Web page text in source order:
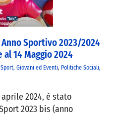
Sportivo 2023/2024
al 14 Maggio 2024
Giovani ed Eventi, Politiche Sociali,
aprile 2024, è stato
2023 bis (anno